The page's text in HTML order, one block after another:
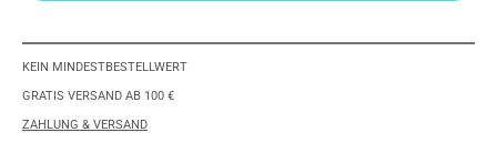
KEIN MINDESTBESTELLWERT
GRATIS VERSAND AB 100 €
ZAHLUNG & VERSAND